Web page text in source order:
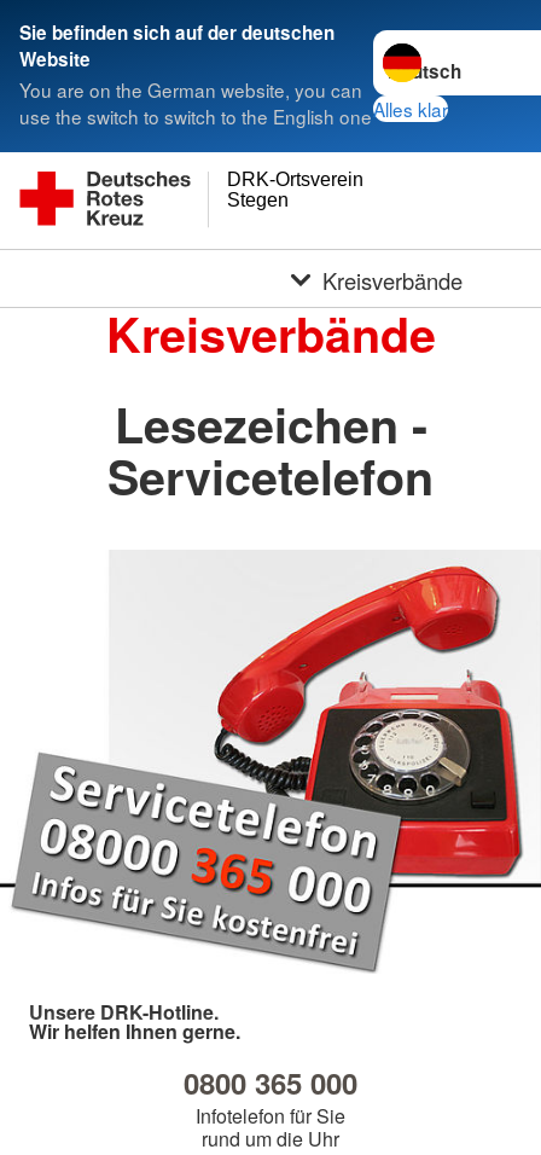
Sie befinden sich auf der deutschen
Website
You are on the German website, you can
use the switch to switch to the English one
Sprache wechseln
Alles klar
Stegen
DRK-Ortsverein
Kreisverbände
Kreisverbände
Lesezeichen -
Servicetelefon
Unsere DRK-Hotline.
Wir helfen Ihnen gerne.
0800 365 000
Infotelefon für Sie
rund um die Uhr